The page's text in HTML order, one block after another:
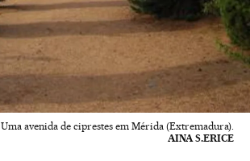
Uma avenida de ciprestes em Mérida (Extremadura).
AINA S.ERICE